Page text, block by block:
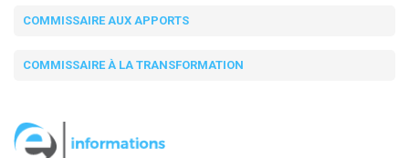
COMMISSAIRE AUX APPORTS
COMMISSAIRE À LA TRANSFORMATION